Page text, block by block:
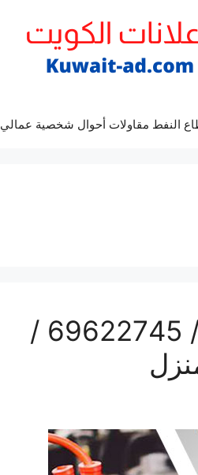
النفط مقاولات أحوال شخصية عمالي
رقم كهربائي سيارات ميناء الشعيبة / 69622745 /